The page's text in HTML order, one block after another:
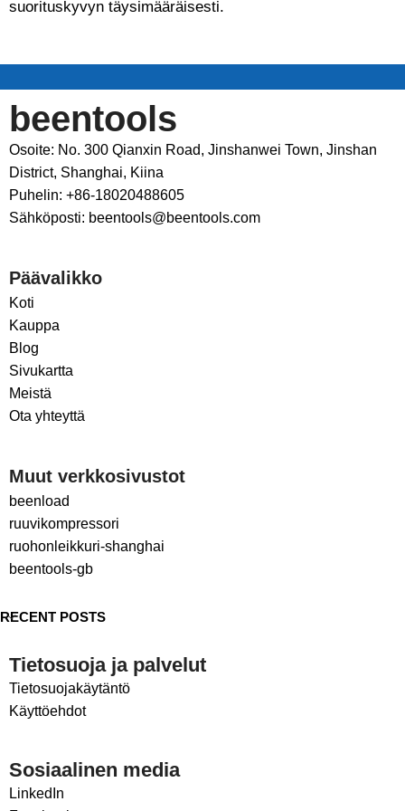
suorituskyvyn täysimääräisesti.
beentools
Osoite: No. 300 Qianxin Road, Jinshanwei Town, Jinshan
District, Shanghai, Kiina
Puhelin: +86-18020488605
Sähköposti: beentools@beentools.com
Päävalikko
Koti
Kauppa
Blog
Sivukartta
Meistä
Ota yhteyttä
Muut verkkosivustot
beenload
ruuvikompressori
ruohonleikkuri-shanghai
beentools-gb
RECENT POSTS
Tietosuoja ja palvelut
Tietosuojakäytäntö
Käyttöehdot
Sosiaalinen media
LinkedIn